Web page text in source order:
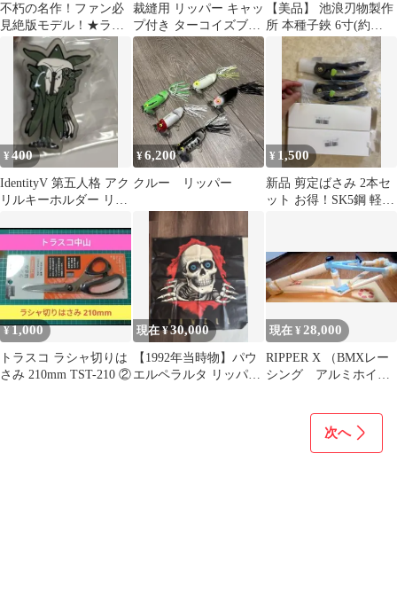
不朽の名作！ファン必
見絶版モデル！★ラッ
ドリッパー新品★カー
バー★CARVER
裁縫用 リッパー キャッ
プ付き ターコイズブル
ー
【美品】 池浪刃物製作
所 本種子鋏 6寸(約
18cm) 裁ちばさみ
【☆5】
¥400
IdentityV 第五人格 アク
リルキーホルダー リッ
¥6,200
クルー リッパー
¥ 1,500
新品 剪定ばさみ 2本セ
ット お得！SK5鋼 軽量
¥1,000
トラスコ ラシャ切りは
さみ 210mm TST-210 ②
現在 ¥30,000
【1992年当時物】パウ
エルペラルタ リッパー
現在 ¥28,000
RIPPER X （BMXレー
シング アルミホイー
次へ